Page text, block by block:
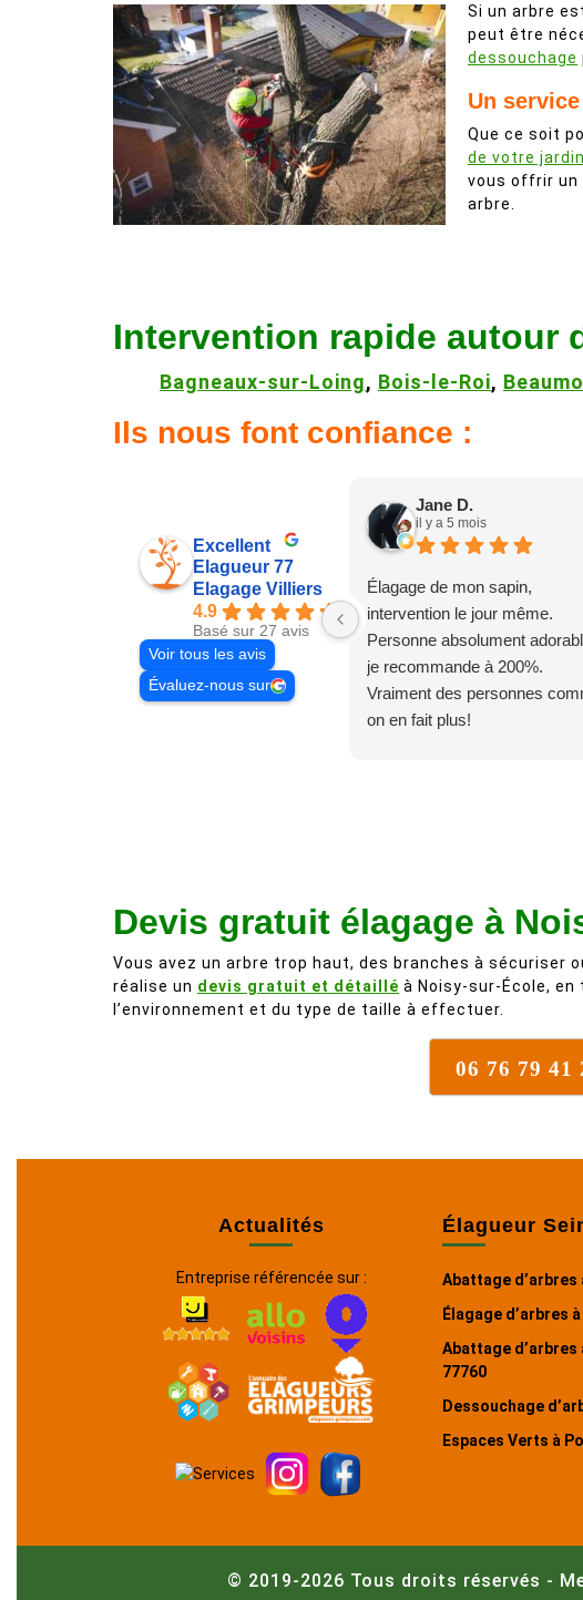
Si un arbre
peut être
dessouchage
Un
Que ce soit
de votre jardin
vous offrir un
arbre.
Intervention rapide autour
Bagneaux-sur-Loing, Bois-le-Roi,
Ils nous font confiance :
Excellent
Elagueur 77
Elagage Villiers
4.9
Basé sur 27 avis
Voir tous les avis
Évaluez-nous sur
Jane D.
il y a 5 mois
Élagage de mon sapin,
intervention le jour même.
Personne absolument
je recommande à 200%.
Vraiment des personnes
on en fait plus!
Devis gratuit élagage à
Vous avez un arbre trop haut, des branches à sécuriser
réalise un devis gratuit et détaillé à Noisy-sur-École, en
l’environnement et du type de taille à effectuer.
06 76 79 41
Actualités
Entreprise référencée sur :
Élagueur
Abattage d’arbres
Élagage d’arbres
Abattage
77760
Dessouchage
Espaces Verts à
© 2019-2026 Tous droits réservés -